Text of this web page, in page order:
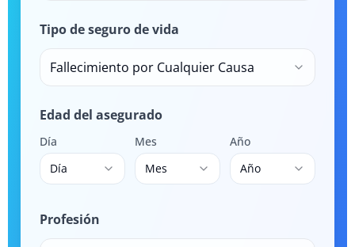
Tipo de seguro de vida
Fallecimiento por Cualquier Causa
Edad del asegurado
Día
Día
Mes
Mes
Año
Año
Profesión